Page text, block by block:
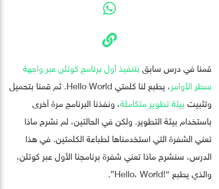
قمنا في درس سابقبتنفيذ أول برنامج كوتلن عبر واجهة
سطر الأوامر
، يطبع لنا كلمتي Hello World. ثم قمنا بتحميل
وتثبيتبيئة تطوير متكاملة، ونفذنا البرنامج مرة أخرى
باستخدام بيئة التطوير. ولكن في الحالتين، لم نشرح ماذا
تعني الشفرة التي استخدمناها لطباعة الكلمتين. في هذا
الدرس، سنشرح ماذا تعني شفرة برنامجنا الأول عبر كوتلن،
والذي يطبع “!Hello، World”.